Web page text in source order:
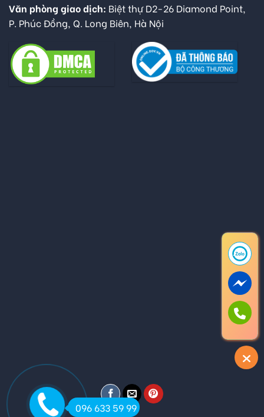
Văn phòng giao dịch: Biệt thự D2-26 Diamond Point,
P. Phúc Đồng, Q. Long Biên, Hà Nội
096 633 59 99